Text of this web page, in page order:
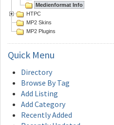
Medienformat Info
HTPC
MP2 Skins
MP2 Plugins
Quick Menu
Directory
Browse By Tag
Add Listing
Add Category
Recently Added